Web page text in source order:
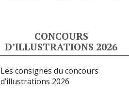
CONCOURS
D’ILLUSTRATIONS 2026
Les consignes du concours
d’illustrations 2026